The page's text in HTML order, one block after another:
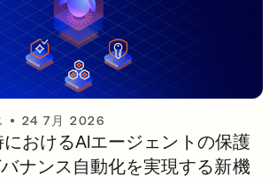
• 24 7月 2026
おけるAIエージェントの保護
ナンス自動化を実現する新機